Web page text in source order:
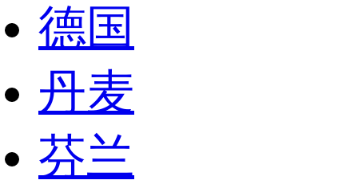
德国
丹麦
芬兰